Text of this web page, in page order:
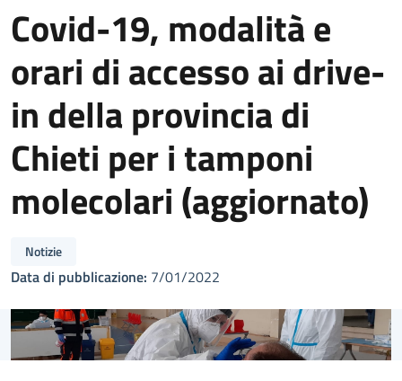
Covid-19, modalità e
orari di accesso ai drive-
in della provincia di
Chieti per i tamponi
molecolari (aggiornato)
Notizie
Data di pubblicazione: 7/01/2022